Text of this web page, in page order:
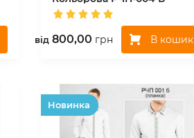
вiд 800,00 грн В кошик
Hовинка